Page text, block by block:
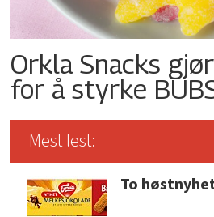
Orkla Snacks
for å styrke
Mest lest:
To